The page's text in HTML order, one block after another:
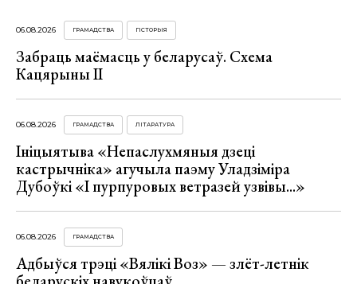
06.08.2026 ГРАМАДСТВА ГІСТОРЫЯ
Забраць маёмасць у беларусаў. Схема
Кацярыны ІІ
06.08.2026 ГРАМАДСТВА ЛІТАРАТУРА
Ініцыятыва «Непаслухмяныя дзеці
кастрычніка» агучыла паэму Уладзіміра
Дубоўкі «І пурпуровых ветразей узвівы...»
06.08.2026 ГРАМАДСТВА
Адбыўся трэці «Вялікі Воз» — злёт-летнік